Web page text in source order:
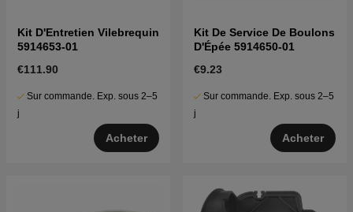
Kit D'Entretien Vilebrequin
5914653-01
€111.90
Sur commande. Exp. sous 2–5
j
Acheter
Kit De Service De Boulons
D'Épée 5914650-01
€9.23
Sur commande. Exp. sous 2–5
j
Acheter